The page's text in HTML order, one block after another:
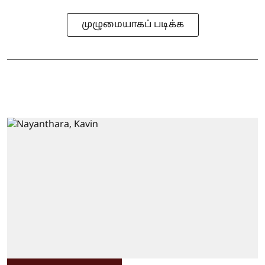
முழுமையாகப் படிக்க